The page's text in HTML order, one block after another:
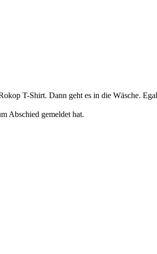
T-Shirt. Dann geht es in die Wäsche.
Abschied gemeldet hat.